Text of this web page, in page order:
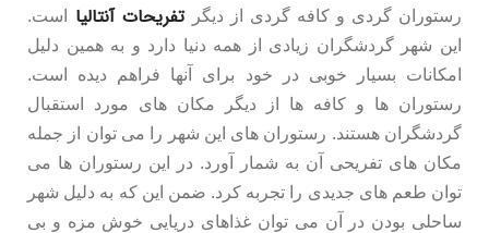
رستوران گردی و کافه گردی از دیگر تفریحات آنتالیا
است.
این شهر گردشگران زیادی از همه دنیا دارد و به همین دلیل
امکانات بسیار خوبی در خود برای آنها فراهم دیده است.
رستوران ها و کافه ها از دیگر مکان های مورد استقبال
گردشگران هستند. رستوران های این شهر را می توان از جمله
مکان های تفریحی آن به شمار آورد. در این رستوران ها می
توان طعم های جدیدی را تجربه کرد. ضمن این که به دلیل شهر
ساحلی بودن در آن می توان غذاهای دریایی خوش مزه و بی